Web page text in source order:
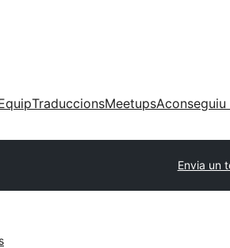
TraduccionsMeetupsAconseguiu
Envia un